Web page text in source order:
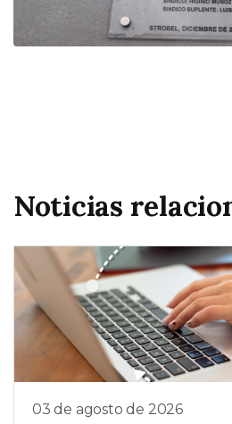
Noticias
03 de agosto de 2026